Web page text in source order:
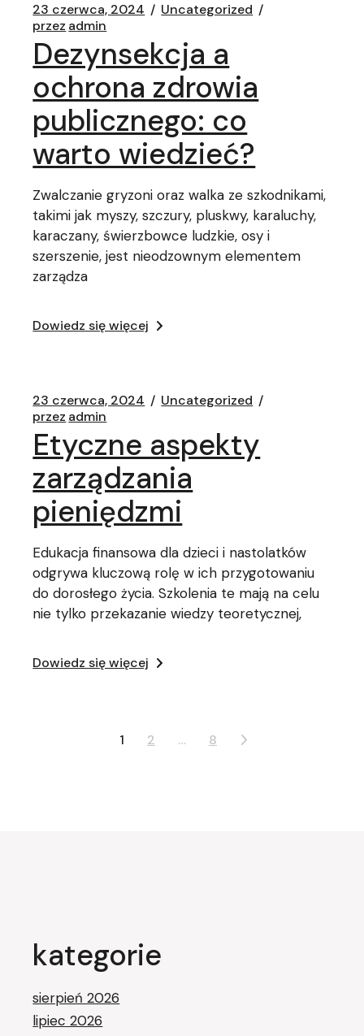
23 czerwca, 2024
Uncategorized
przez admin
Dezynsekcja a
ochrona zdrowia
publicznego: co
warto wiedzieć?
Zwalczanie gryzoni oraz walka ze szkodnikami,
takimi jak myszy, szczury, pluskwy, karaluchy,
karaczany, świerzbowce ludzkie, osy i
szerszenie, jest nieodzownym elementem
zarządza
Dowiedz się więcej
23 czerwca, 2024
Uncategorized
przez admin
Etyczne aspekty
zarządzania
pieniędzmi
Edukacja finansowa dla dzieci i nastolatków
odgrywa kluczową rolę w ich przygotowaniu
do dorosłego życia. Szkolenia te mają na celu
nie tylko przekazanie wiedzy teoretycznej,
Dowiedz się więcej
Nawigacja
1 2 … 8
kategorie
sierpień 2026
lipiec 2026